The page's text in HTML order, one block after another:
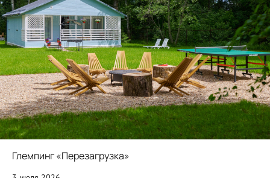
Глемпинг «Перезагрузка»